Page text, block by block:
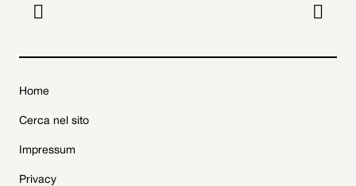
 
Home
Cerca nel sito
Impressum
Privacy